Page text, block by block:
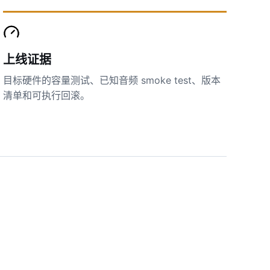
上线证据
目标硬件的容量测试、已知音频 smoke test、版本
清单和可执行回滚。